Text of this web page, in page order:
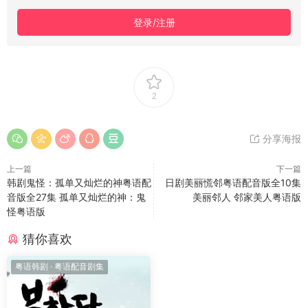
登录/注册
2
分享海报
上一篇
韩剧鬼怪：孤单又灿烂的神粤语配
音版全27集 孤单又灿烂的神：鬼
怪粤语版
下一篇
日剧美丽慌邻粤语配音版全10集
美丽邻人 邻家美人粤语版
猜你喜欢
粤语韩剧 · 粤语配音剧集